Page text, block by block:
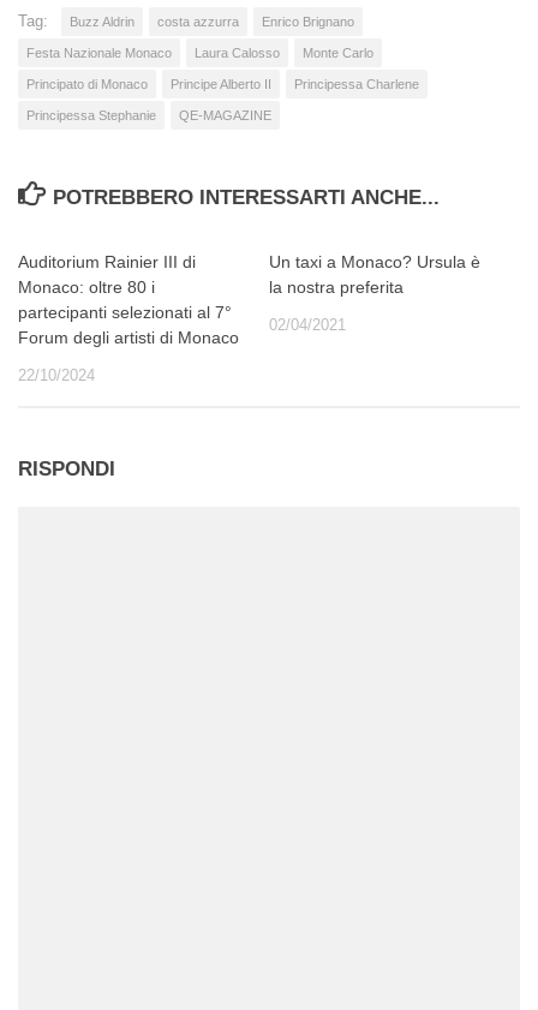
Tag: Buzz Aldrin costa azzurra Enrico Brignano
Festa Nazionale Monaco Laura Calosso Monte Carlo
Principato di Monaco Principe Alberto II Principessa Charlene
Principessa Stephanie QE-MAGAZINE
POTREBBERO INTERESSARTI ANCHE...
Auditorium Rainier III di
Monaco: oltre 80 i
partecipanti selezionati al 7°
Forum degli artisti di Monaco
22/10/2024
Un taxi a Monaco? Ursula è
la nostra preferita
02/04/2021
RISPONDI